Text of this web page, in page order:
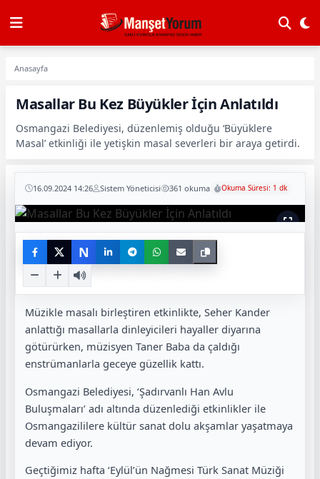
Anasayfa
Masallar Bu Kez Büyükler İçin Anlatıldı
Osmangazi Belediyesi, düzenlemiş olduğu ‘Büyüklere
Masal’ etkinliği ile yetişkin masal severleri bir araya getirdi.
16.09.2024 14:26 Sistem Yöneticisi 361 okuma Okuma Süresi: 1 dk
N
Müzikle masalı birleştiren etkinlikte, Seher Kander
anlattığı masallarla dinleyicileri hayaller diyarına
götürürken, müzisyen Taner Baba da çaldığı
enstrümanlarla geceye güzellik kattı.
Osmangazi Belediyesi, ‘Şadırvanlı Han Avlu
Buluşmaları’ adı altında düzenlediği etkinlikler ile
Osmangazililere kültür sanat dolu akşamlar yaşatmaya
devam ediyor.
Geçtiğimiz hafta ‘Eylül’ün Nağmesi Türk Sanat Müziği